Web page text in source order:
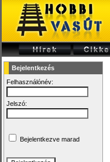
Bejelentkezés
Felhasználónév:
Jelszó:
Bejelentkezve marad